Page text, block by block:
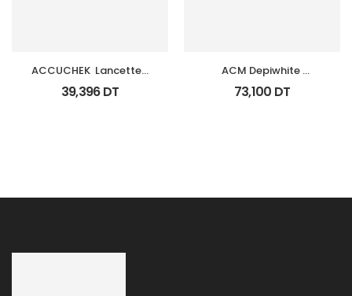
ACCUCHEK  Lancettes
B/200 (Prochidia)
39,396DT
ACM Depiwhite
Advanced Creme
Depigmentant Tb 40Ml
73,100 DT